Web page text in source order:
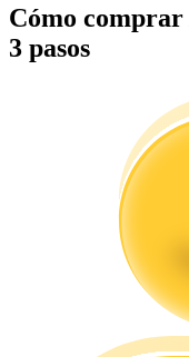
Guía de inicio de
Cómo
3 pasos